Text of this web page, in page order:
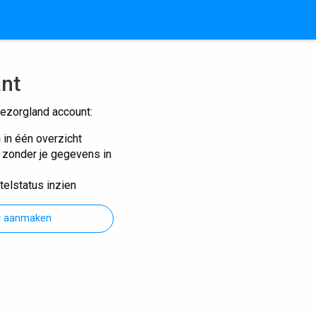
account:
één overzicht
je gegevens in
inzien